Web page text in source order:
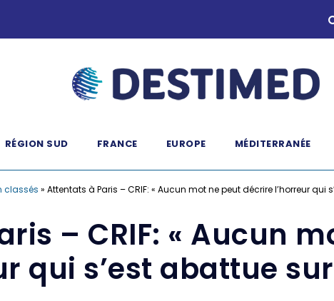
RÉGION SUD FRANCE EUROPE MÉDITERRANÉE
classés » Attentats à Paris – CRIF: « Aucun mot ne peut décrire l’horreur qui
– CRIF: « Aucun
qui s’est abattue